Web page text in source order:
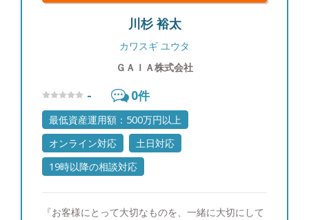
川杉 裕太
カワスギ ユウタ
ＧＡＩＡ株式会社
- 0件
最低資産運用額：500万円以上
オンライン対応
土日対応
19時以降の相談対応
『お客様にとって大切なものを、一緒に大切にして